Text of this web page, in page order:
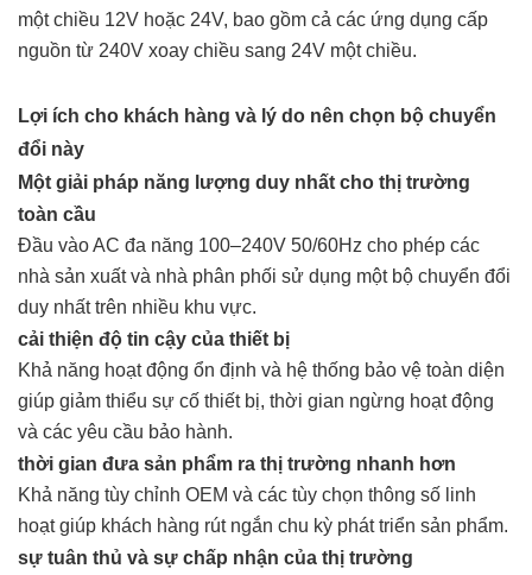
một chiều 12V hoặc 24V, bao gồm cả các ứng dụng cấp
nguồn từ 240V xoay chiều sang 24V một chiều.
Lợi ích cho khách hàng và lý do nên chọn bộ chuyển
đổi này
Một giải pháp năng lượng duy nhất cho thị trường
toàn cầu
Đầu vào AC đa năng 100–240V 50/60Hz cho phép các
nhà sản xuất và nhà phân phối sử dụng một bộ chuyển đổi
duy nhất trên nhiều khu vực.
cải thiện độ tin cậy của thiết bị
Khả năng hoạt động ổn định và hệ thống bảo vệ toàn diện
giúp giảm thiểu sự cố thiết bị, thời gian ngừng hoạt động
và các yêu cầu bảo hành.
thời gian đưa sản phẩm ra thị trường nhanh hơn
Khả năng tùy chỉnh OEM và các tùy chọn thông số linh
hoạt giúp khách hàng rút ngắn chu kỳ phát triển sản phẩm.
sự tuân thủ và sự chấp nhận của thị trường